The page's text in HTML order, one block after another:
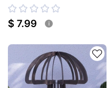
laserowego. Dekoracja dachu
$ 7.99 i